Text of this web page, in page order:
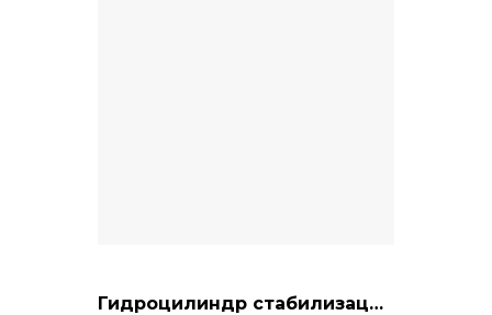
Гидроцилиндр стабилизации подмоторного моста 2661.10.15.000 (ИТГ-63-40-300) правый